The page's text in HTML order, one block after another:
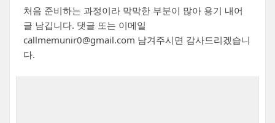
처음 준비하는 과정이라 막막한 부분이 많아 용기 내어
글 남깁니다. 댓글 또는 이메일
callmemunir0@gmail.com 남겨주시면 감사드리겠습니
다.